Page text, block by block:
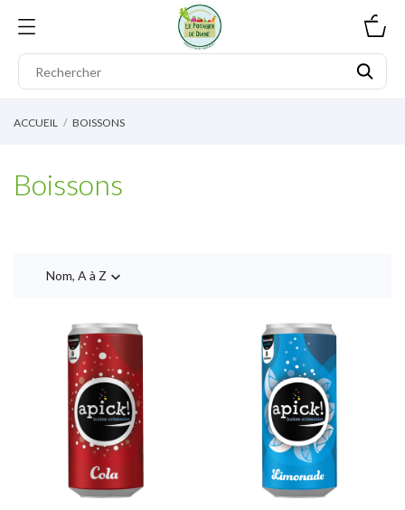
ACCUEIL BOISSONS
Boissons
Nom, A à Z 